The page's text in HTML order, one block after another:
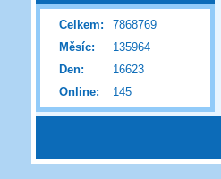
Online: 145
Celkem:
7868769
Měsíc:
135964
Den:
16623